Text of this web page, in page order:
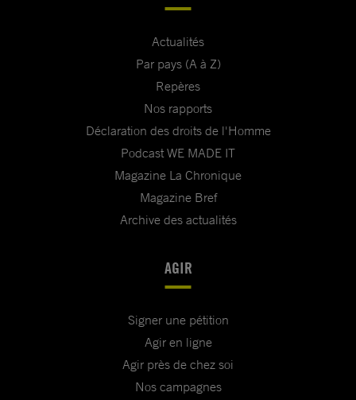
Actualités
Par pays (A à Z)
Repères
Nos rapports
Déclaration des droits de l'Homme
Podcast WE MADE IT
Magazine La Chronique
Magazine Bref
Archive des actualités
AGIR
Signer une pétition
Agir en ligne
Agir près de chez soi
Nos campagnes